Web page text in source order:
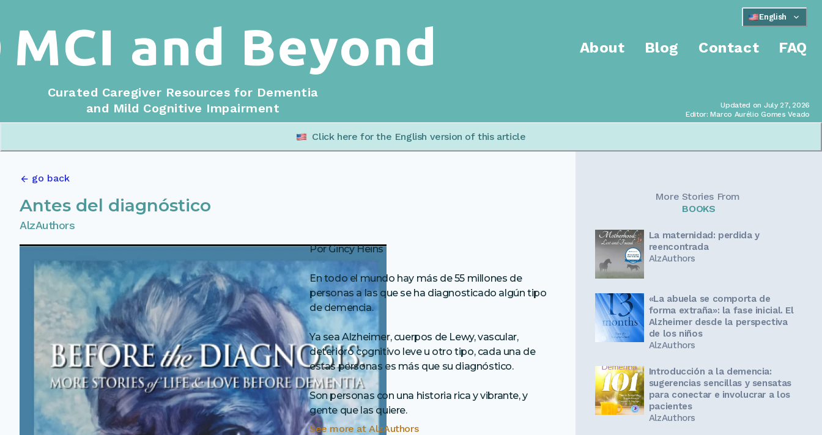
English
Updated on July 27, 2026
Editor: Marco Aurélio Gomes Veado
About Blog Contact FAQ
Curated Caregiver Resources for Dementia
and Mild Cognitive Impairment
Click here for the English version of this article
go back
Antes del diagnóstico
AlzAuthors
Por Gincy Heins
En todo el mundo hay más de 55 millones de
personas a las que se ha diagnosticado algún tipo
de demencia.
Ya sea Alzheimer, cuerpos de Lewy, vascular,
deterioro cognitivo leve u otro tipo, cada una de
estas personas es más que su diagnóstico.
Son personas con una historia rica y vibrante, y
gente que las quiere.
See more at AlzAuthors
More Stories From
BOOKS
La maternidad: perdida y
reencontrada
AlzAuthors
«La abuela se comporta de
forma extraña»: la fase inicial. El
Alzheimer desde la perspectiva
de los niños
AlzAuthors
Introducción a la demencia:
sugerencias sencillas y sensatas
para conectar e involucrar a los
pacientes
AlzAuthors